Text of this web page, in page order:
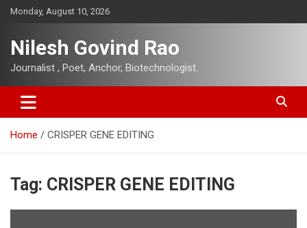
SkipMonday, August 10, 2026
Nilesh Govind Rao
Journalist , Poet, Anchor, Biotechnologist.
Home CRISPER GENE EDITING
Tag: CRISPER GENE EDITING